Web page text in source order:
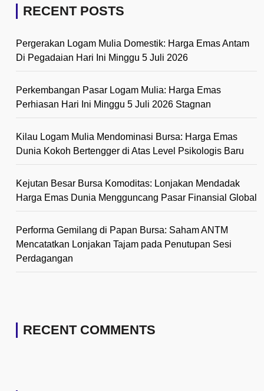
RECENT POSTS
Pergerakan Logam Mulia Domestik: Harga Emas Antam
Di Pegadaian Hari Ini Minggu 5 Juli 2026
Perkembangan Pasar Logam Mulia: Harga Emas
Perhiasan Hari Ini Minggu 5 Juli 2026 Stagnan
Kilau Logam Mulia Mendominasi Bursa: Harga Emas
Dunia Kokoh Bertengger di Atas Level Psikologis Baru
Kejutan Besar Bursa Komoditas: Lonjakan Mendadak
Harga Emas Dunia Mengguncang Pasar Finansial Global
Performa Gemilang di Papan Bursa: Saham ANTM
Mencatatkan Lonjakan Tajam pada Penutupan Sesi
Perdagangan
RECENT COMMENTS